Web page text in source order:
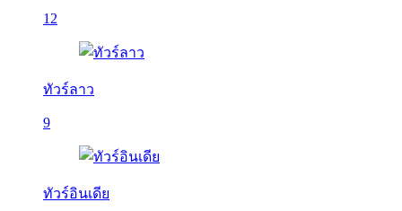
12
ทัวร์ลาว
9
ทัวร์อินเดีย